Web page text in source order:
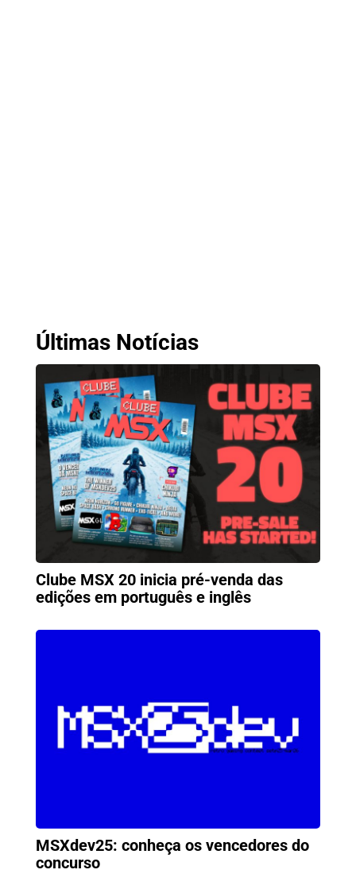
Últimas Notícias
Clube MSX 20 inicia pré-venda das
edições em português e inglês
MSXdev25: conheça os vencedores do
concurso